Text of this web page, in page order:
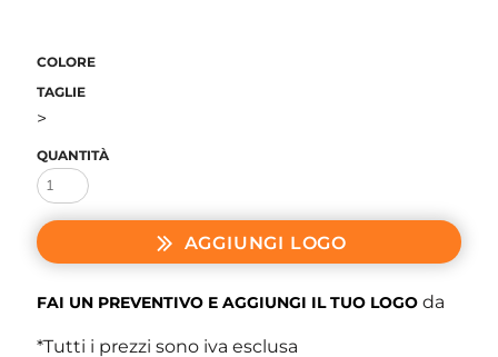
COLORE
TAGLIE
>
QUANTITÀ
AGGIUNGI LOGO
FAI UN PREVENTIVO E AGGIUNGI IL TUO LOGO da
*Tutti i prezzi sono iva esclusa